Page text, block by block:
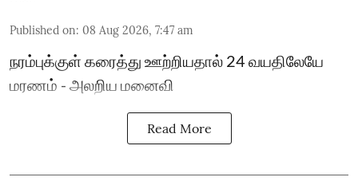
Published on: 08 Aug 2026, 7:47 am
நரம்புக்குள் கரைத்து ஊற்றியதால் 24 வயதிலேயே
மரணம் - அலறிய மனைவி
Read More